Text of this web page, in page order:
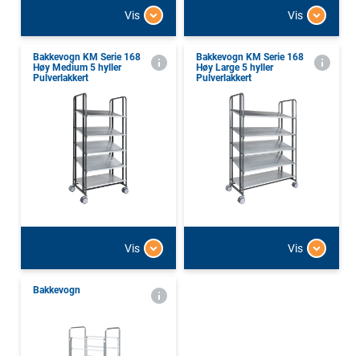
Vis Vis
Bakkevogn KM Serie 168
Høy Medium 5 hyller
Pulverlakkert
Vis
Bakkevogn KM Serie 168
Høy Large 5 hyller
Pulverlakkert
Vis
Bakkevogn